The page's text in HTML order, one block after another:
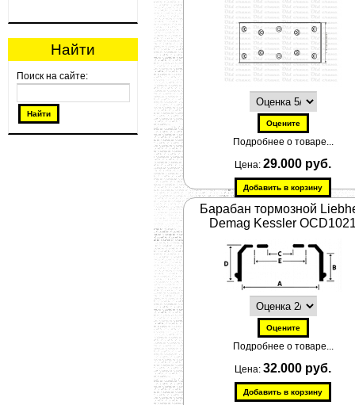
Найти
Поиск на сайте:
Подробнее о товаре...
Цена:29.000 руб.
Барабан тормозной
Demag Kessler
Подробнее о товаре...
Цена:32.000 руб.